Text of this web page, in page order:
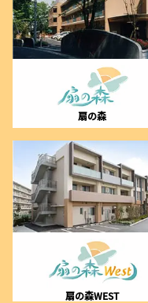
扇の森
扇の森WEST